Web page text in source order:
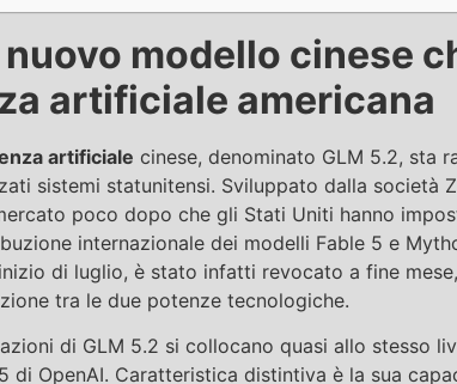
nuovo modello cinese
artificiale americana
artificiale cinese, denominato GLM 5.2, sta
sistemi statunitensi. Sviluppato dalla società
poco dopo che gli Stati Uniti hanno
internazionale dei modelli Fable 5 e
di luglio, è stato infatti revocato a fine mese,
tra le due potenze tecnologiche.
di GLM 5.2 si collocano quasi allo stesso
di OpenAI. Caratteristica distintiva è la sua